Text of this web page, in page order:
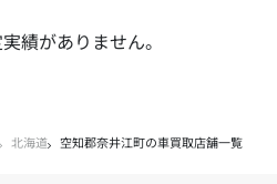
績がありません。
北海道 空知郡奈井江町の車買取店舗一覧